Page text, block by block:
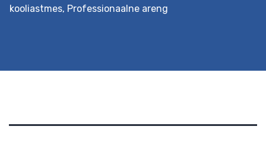
kooliastmes, Professionaalne areng